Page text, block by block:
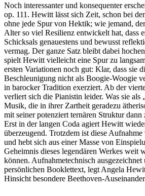
Noch interessanter und konsequenter
op. 111. Hewitt lässt sich Zeit, schon bei
ohne jede Spur von Hektik; wie jemand,
Alter so viel Resilienz entwickelt hat, dass
Schicksals genauestens und bewusst
vermag. Der ganze Satz bleibt dabei
spielt Hewitt vielleicht eine Spur zu
ersten Variationen noch gut: Klar, dass sie
Beschleunigung nicht als Boogie-Woogie
in barocker Tradition exerziert. Ab der
verliert sich die Pianistin leider. Was sie als
Musik, die in ihrer Zartheit geradezu
mit seiner potenziert ternären Struktur
Erst in der langen Coda agiert Hewitt
überzeugend. Trotzdem ist diese
und hebt sich aus einer Masse von
Geheimnis dieses legendären Werkes weit
können. Aufnahmetechnisch ausgezeichnet
persönlichen Booklettext, legt Angela
Hinsicht besondere Beethoven-